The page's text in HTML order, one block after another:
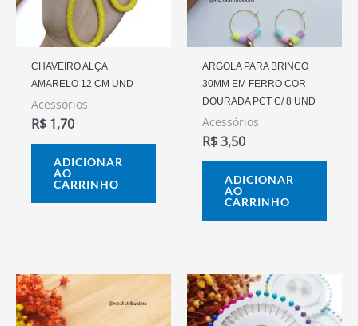
CHAVEIRO ALÇA
AMARELO 12 CM UND
Acessórios
R$ 1,70
ADICIONAR
AO
CARRINHO
ARGOLA PARA BRINCO
30MM EM FERRO COR
DOURADA PCT C/ 8 UND
Acessórios
R$3,50
ADICIONAR
AO
CARRINHO